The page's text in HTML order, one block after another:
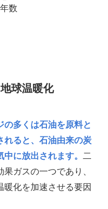
数
球温暖化
の多くは石油を原料と
れると、石油由来の炭
に放出されます。 二
ガスの一つであり、
暖化を加速させる要因